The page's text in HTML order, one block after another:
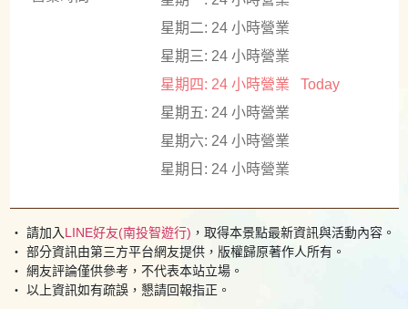
星期二: 24 小時營業
星期三: 24 小時營業
星期四: 24 小時營業
Today
星期五: 24 小時營業
星期六: 24 小時營業
星期日: 24 小時營業
・ 請加入LINE好友(南投智遊行) ，取得本景點最新資訊與活動內容。
・ 部分資訊由第三方平台網友提供，版權歸原著作人所有。
・ 網友評論僅供參考，不代表本站立場。
・ 以上資訊如有疏誤，懇請回報指正。